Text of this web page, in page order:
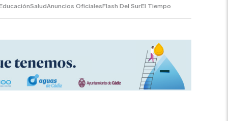
SaludAnuncios OficialesFlash Del SurEl Tiempo